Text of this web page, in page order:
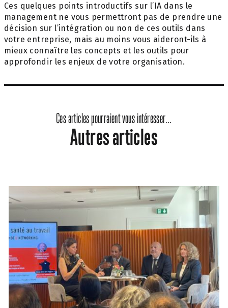
Ces quelques points introductifs sur l’IA dans le
management ne vous permettront pas de prendre une
décision sur l’intégration ou non de ces outils dans
votre entreprise, mais au moins vous aideront-ils à
mieux connaître les concepts et les outils pour
approfondir les enjeux de votre organisation.
Ces articles pourraient vous intéresser...
Autres articles